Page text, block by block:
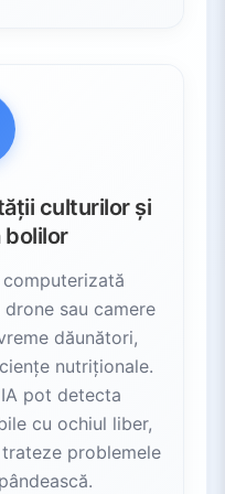
culturilor și
bolilor
sau camere
dăunători,
nutriționale.
pot detecta
cu ochiul liber,
problemele